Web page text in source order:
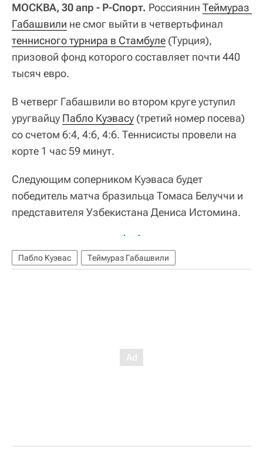
МОСКВА, 30 апр - Р-Спорт. Россиянин Теймураз
Габашвили не смог выйти в четвертьфинал
теннисного турнира в Стамбуле (Турция),
призовой фонд которого составляет почти 440
тысяч евро.
В четверг Габашвили во втором круге уступил
уругвайцу Пабло Куэвасу (третий номер посева)
со счетом 6:4, 4:6, 4:6. Теннисисты провели на
корте 1 час 59 минут.
Следующим соперником Куэваса будет
победитель матча бразильца Томаса Белуччи и
представителя Узбекистана Дениса Истомина.
Пабло Куэвас Теймураз Габашвили